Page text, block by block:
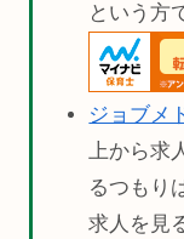
という方
ジョブメ
上から
るつもり
求人を見